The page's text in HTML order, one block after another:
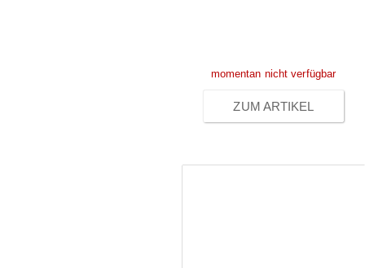
momentan nicht verfügbar
ZUM ARTIKEL